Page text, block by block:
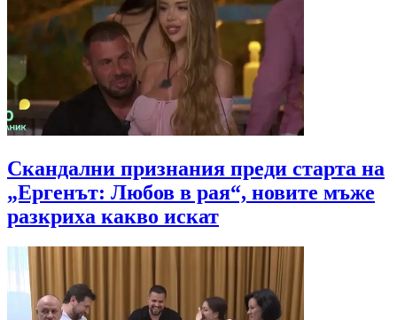
Скандални признания преди старта на
„Ергенът: Любов в рая“, новите мъже
разкриха какво искат